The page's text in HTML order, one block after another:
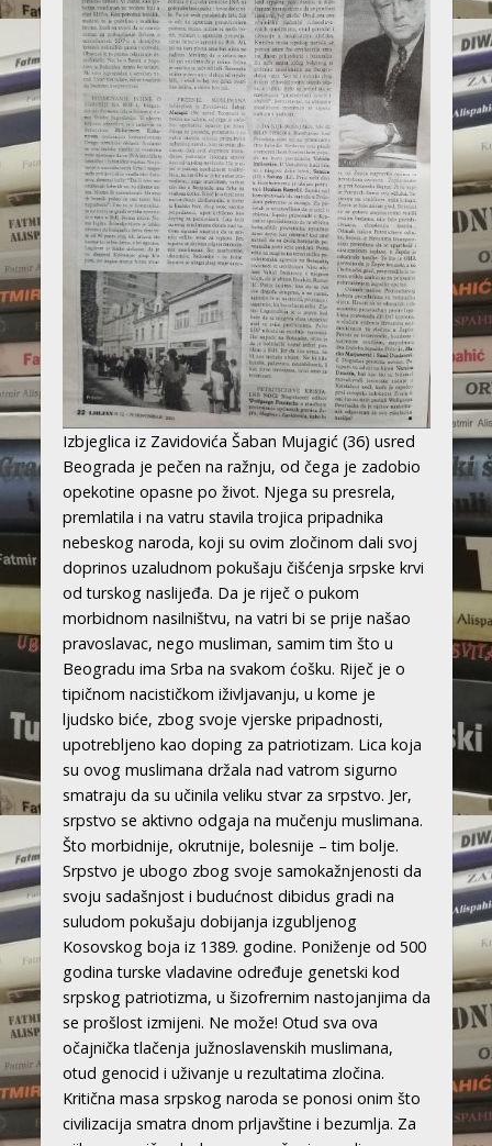
Izbjeglica iz Zavidovića Šaban Mujagić (36) usred
Beograda je pečen na ražnju, od čega je zadobio
opekotine opasne po život. Njega su presrela,
premlatila i na vatru stavila trojica pripadnika
nebeskog naroda, koji su ovim zločinom dali svoj
doprinos uzaludnom pokušaju čišćenja srpske krvi
od turskog naslijeđa. Da je riječ o pukom
morbidnom nasilništvu, na vatri bi se prije našao
pravoslavac, nego musliman, samim tim što u
Beogradu ima Srba na svakom ćošku. Riječ je o
tipičnom nacističkom iživljavanju, u kome je
ljudsko biće, zbog svoje vjerske pripadnosti,
upotrebljeno kao doping za patriotizam. Lica koja
su ovog muslimana držala nad vatrom sigurno
smatraju da su učinila veliku stvar za srpstvo. Jer,
srpstvo se aktivno odgaja na mučenju muslimana.
Što morbidnije, okrutnije, bolesnije – tim bolje.
Srpstvo je ubogo zbog svoje samokažnjenosti da
svoju sadašnjost i budućnost dibidus gradi na
suludom pokušaju dobijanja izgubljenog
Kosovskog boja iz 1389. godine. Poniženje od 500
godina turske vladavine određuje genetski kod
srpskog patriotizma, u šizofrernim nastojanjima da
se prošlost izmijeni. Ne može! Otud sva ova
očajnička tlačenja južnoslavenskih muslimana,
otud genocid i uživanje u rezultatima zločina.
Kritična masa srpskog naroda se ponosi onim što
civilizacija smatra dnom prljavštine i bezumlja. Za